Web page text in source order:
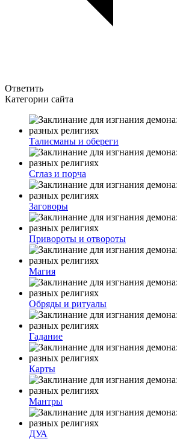
Ответить
Категории сайта
Талисманы и обереги
Сглаз и порча
Заговоры
Привороты и отвороты
Магия
Обряды и ритуалы
Гадание
Карты
Мантры
ДУА